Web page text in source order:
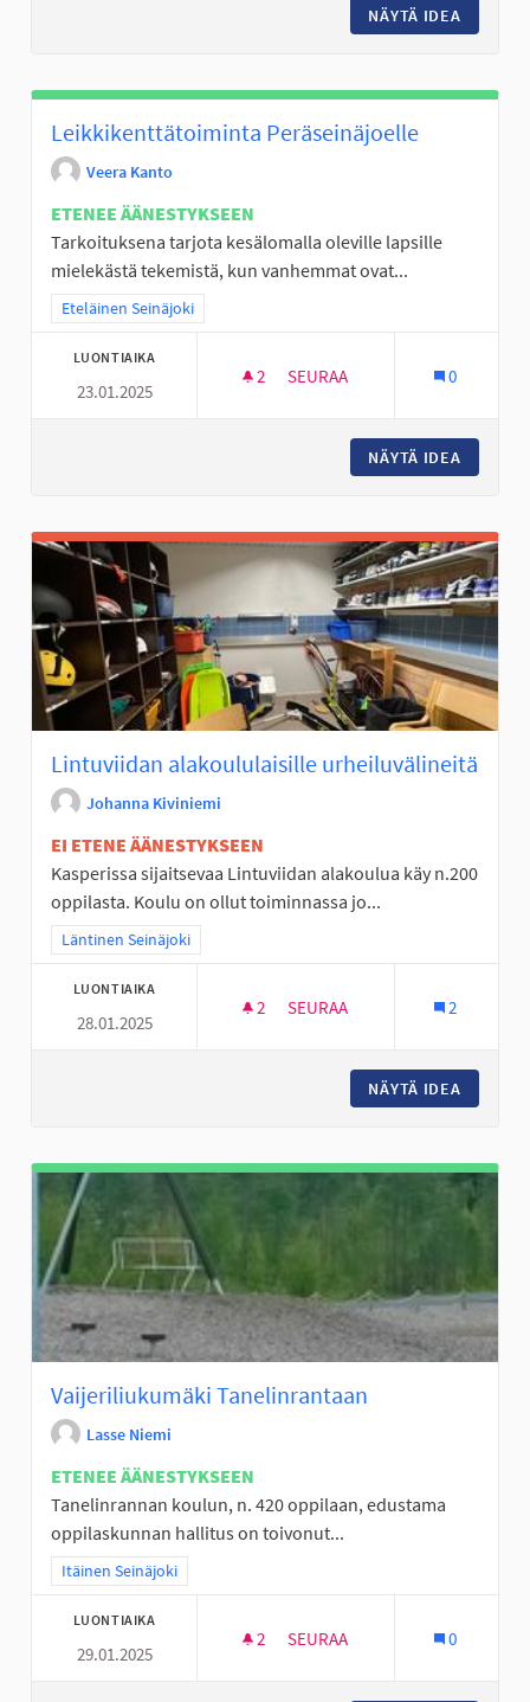
NÄYTÄ IDEA
Leikkikenttätoiminta Peräseinäjoelle
Veera Kanto
ETENEE ÄÄNESTYKSEEN
Tarkoituksena tarjota kesälomalla oleville lapsille
mielekästä tekemistä, kun vanhemmat ovat...
Rajaa tulokset teeman mukaan: Eteläinen Seinäjoki
Eteläinen Seinäjoki
LUONTIAIKA
23.01.2025
2 2 SEURAAJAA
SEURAA 0
NÄYTÄ IDEA
Lintuviidan alakoululaisille urheiluvälineitä
Johanna Kiviniemi
EI ETENE ÄÄNESTYKSEEN
Kasperissa sijaitsevaa Lintuviidan alakoulua käy n.200
oppilasta. Koulu on ollut toiminnassa jo...
Rajaa tulokset teeman mukaan: Läntinen Seinäjoki
Läntinen Seinäjoki
LUONTIAIKA
28.01.2025
2 2 SEURAAJAA
SEURAA 2
NÄYTÄ IDEA
Vaijeriliukumäki Tanelinrantaan
Lasse Niemi
ETENEE ÄÄNESTYKSEEN
Tanelinrannan koulun, n. 420 oppilaan, edustama
oppilaskunnan hallitus on toivonut...
Rajaa tulokset teeman mukaan: Itäinen Seinäjoki
Itäinen Seinäjoki
LUONTIAIKA
29.01.2025
2 2 SEURAAJAA
SEURAA 0